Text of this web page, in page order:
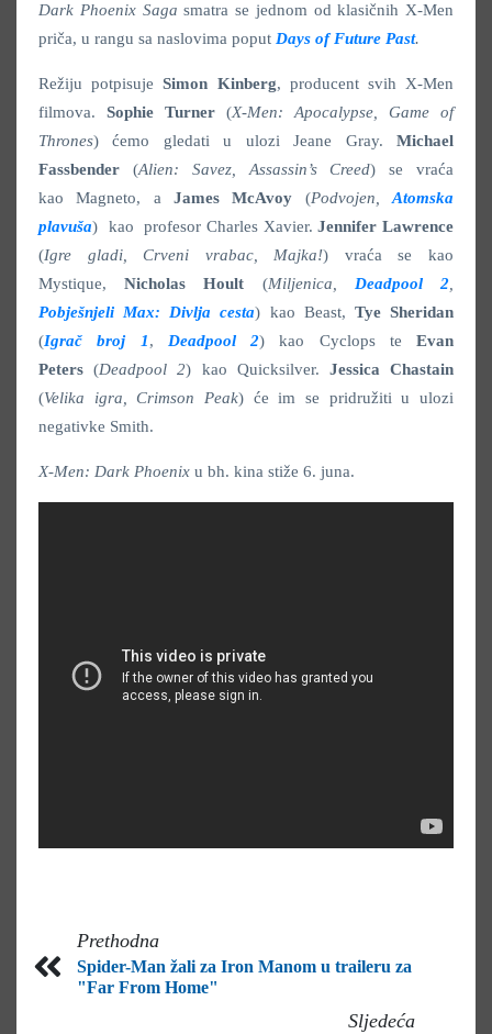
Dark Phoenix Saga smatra se jednom od klasičnih X-Men
priča, u rangu sa naslovima poput Days of Future Past.
Režiju potpisuje Simon Kinberg, producent svih X-Men
filmova. Sophie Turner (X-Men: Apocalypse, Game of
Thrones) ćemo gledati u ulozi Jeane Gray. Michael
Fassbender (Alien: Savez, Assassin’s Creed) se vraća
kao
Magneto, aJames McAvoy (Podvojen,Atomska
plavuša) kao profesor Charles Xavier.Jennifer Lawrence
(Igre gladi, Crveni vrabac, Majka!) vraća se kao
Mystique,Nicholas Hoult (Miljenica, Deadpool 2,
Pobješnjeli Max: Divlja cesta) kao Beast, Tye Sheridan
(Igrač broj 1, Deadpool 2) kao Cyclops te Evan
Peters(Deadpool 2) kao Quicksilver. Jessica Chastain
(Velika igra, Crimson Peak) će im se pridružiti u ulozi
negativke Smith.
X-Men: Dark Phoenix u bh. kina stiže 6. juna.
Prethodna
Spider-Man žali za Iron Manom u traileru za
"Far From Home"
Sljedeća